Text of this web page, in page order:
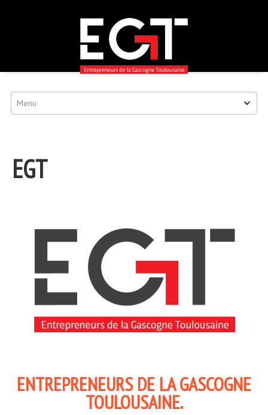
Passer
au
EGT
ENTREPRENEURS DE LA GASCOGNE
TOULOUSAINE.